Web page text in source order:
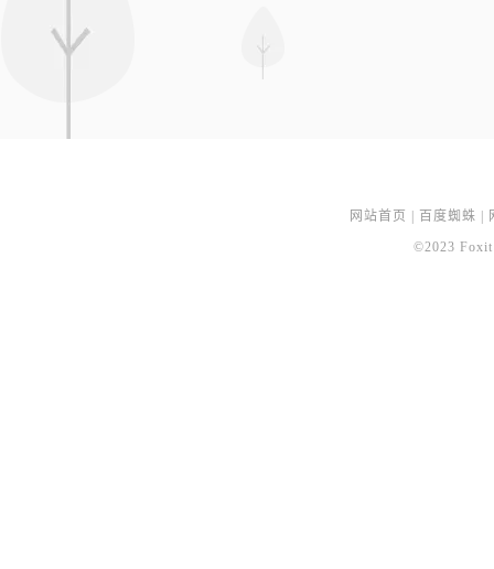
网站首页 百度蜘蛛
©2023 Foxit